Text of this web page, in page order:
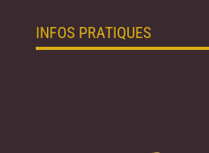
INFOS PRATIQUES